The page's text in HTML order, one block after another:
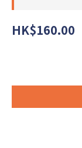
HK$160.00